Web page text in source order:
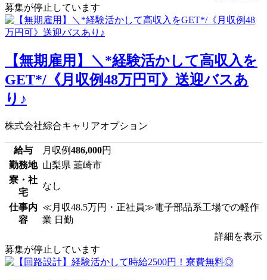
募集が停止しています
【無期雇用】＼*経験活かして高収入を
GET*/《月収例48万円可》送迎バスあ
り♪
株式会社綜合キャリアオプション
給与 月収例486,000円
勤務地 山梨県 韮崎市
寮・社
宅
なし
仕事内
容
≪月収48.5万円・正社員≫電子部品系工場での軽作
業 日勤
詳細を表示
募集が停止しています